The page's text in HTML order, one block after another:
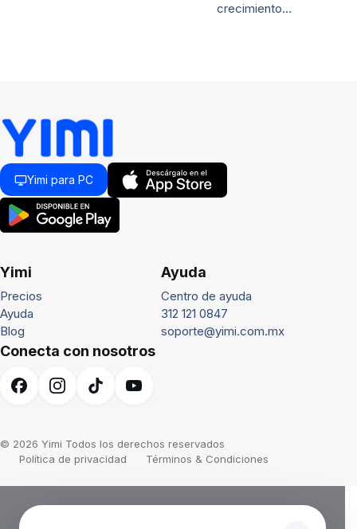
crecimiento…
Yimi para PC
Yimi
Precios
Ayuda
Blog
Ayuda
Centro de ayuda
312 121 0847
soporte@yimi.com.mx
Conecta con nosotros
© 2026 Yimi Todos los derechos reservados
Política de privacidad
Términos & Condiciones